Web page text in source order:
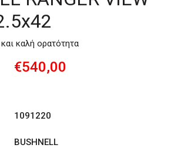
καλή ορατότητα
€540,00
1091220
BUSHNELL